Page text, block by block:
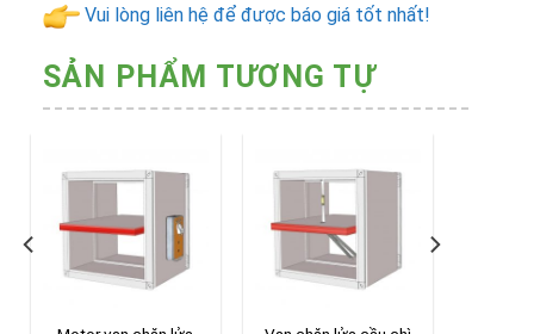
Vui lòng liên hệ để được báo giá tốt nhất!
SẢN PHẨM TƯƠNG TỰ